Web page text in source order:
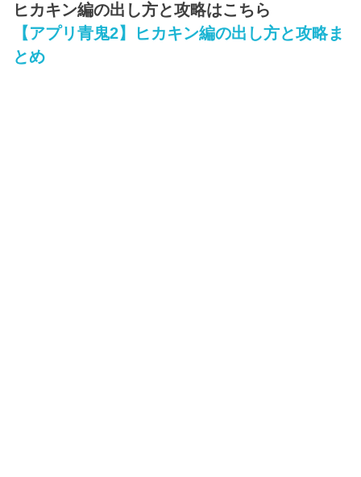
ヒカキン編の出し方と攻略はこちら
【アプリ青鬼2】ヒカキン編の出し方と攻略ま
とめ